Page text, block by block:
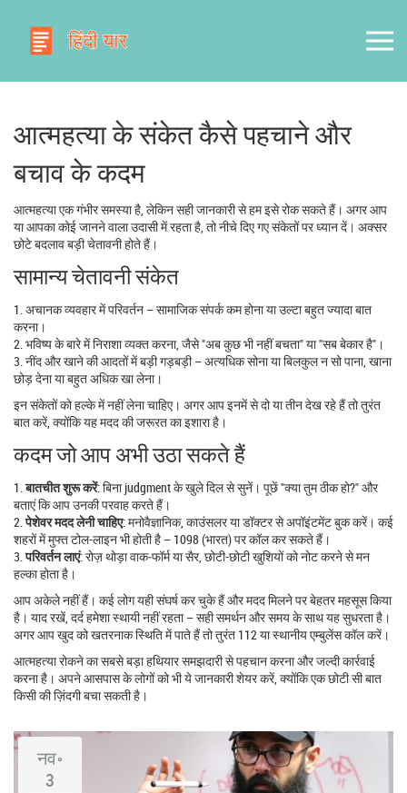
आत्महत्या के संकेत कैसे पहचाने और
बचाव के कदम
आत्महत्या एक गंभीर समस्या है, लेकिन सही जानकारी से हम इसे रोक सकते हैं। अगर आप
या आपका कोई जानने वाला उदासी में रहता है, तो नीचे दिए गए संकेतों पर ध्यान दें। अक्सर
छोटे बदलाव बड़ी चेतावनी होते हैं।
सामान्य चेतावनी संकेत
1. अचानक व्यवहार में परिवर्तन – सामाजिक संपर्क कम होना या उल्टा बहुत ज्यादा बात
करना।
2. भविष्य के बारे में निराशा व्यक्त करना, जैसे "अब कुछ भी नहीं बचता" या "सब बेकार है"।
3. नींद और खाने की आदतों में बड़ी गड़बड़ी – अत्यधिक सोना या बिलकुल न सो पाना, खाना
छोड़ देना या बहुत अधिक खा लेना।
इन संकेतों को हल्के में नहीं लेना चाहिए। अगर आप इनमें से दो या तीन देख रहे हैं तो तुरंत
बात करें, क्योंकि यह मदद की जरूरत का इशारा है।
कदम जो आप अभी उठा सकते हैं
1.बातचीत शुरू करें: बिना judgment के खुले दिल से सुनें। पूछें "क्या तुम ठीक हो?" और
बताएं कि आप उनकी परवाह करते हैं।
2.पेशेवर मदद लेनी चाहिए: मनोवैज्ञानिक, काउंसलर या डॉक्टर से अपॉइंटमेंट बुक करें। कई
शहरों में मुफ्त टोल-लाइन भी होती है – 1098 (भारत) पर कॉल कर सकते हैं।
3.परिवर्तन लाएं: रोज़ थोड़ा वाक‑फॉर्म या सैर, छोटी-छोटी खुशियों को नोट करने से मन
हल्का होता है।
आप अकेले नहीं हैं। कई लोग यही संघर्ष कर चुके हैं और मदद मिलने पर बेहतर महसूस किया
है। याद रखें, दर्द हमेशा स्थायी नहीं रहता – सही समर्थन और समय के साथ यह सुधरता है।
अगर आप खुद को खतरनाक स्थिति में पाते हैं तो तुरंत 112 या स्थानीय एम्बुलेंस कॉल करें।
आत्महत्या रोकने का सबसे बड़ा हथियार समझदारी से पहचान करना और जल्दी कार्रवाई
करना है। अपने आसपास के लोगों को भी ये जानकारी शेयर करें, क्योंकि एक छोटी सी बात
किसी की ज़िंदगी बचा सकती है।
नव॰
3